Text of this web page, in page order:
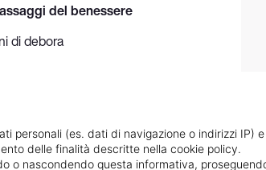
del benessere
di debora
personali (es. dati di navigazione o indirizzi IP)
delle finalità descritte nella cookie policy.
o nascondendo questa informativa,